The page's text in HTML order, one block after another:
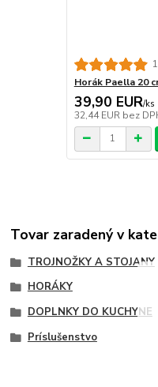
Horák Paella 20
39,90 EUR/ks
32,44 EUR bez
Tovar zaradený v
TROJNOŽKY A STOJANY
HORÁKY
DOPLNKY DO KUCHYNE
Príslušenstvo